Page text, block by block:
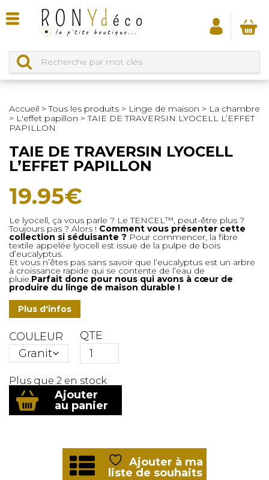
Accueil >Tous les produits > Linge de maison > La chambre
> L'effet papillon >TAIE DE TRAVERSIN LYOCELL L’EFFET
PAPILLON
TAIE DE TRAVERSIN LYOCELL
L’EFFET PAPILLON
19.95€
Le lyocell, ça vous parle ? Le TENCEL™️, peut-être plus ?
Toujours pas ? Alors ! Comment vous présenter cette
collection si séduisante ? Pour commencer, la fibre
textile appelée lyocell est issue de la pulpe de bois
d’eucalyptus.
Et vous n’êtes pas sans savoir que l’eucalyptus est un arbre
à croissance rapide qui se contente de l’eau de
pluie.Parfait donc pour nous qui avons à cœur de
produire du linge de maison durable !
Plus d'infos
COULEUR QTE
Plus que 2 en stock
quantité
de
TAIE
Ajouter
au panier
Ajouter à ma
liste de souhaits